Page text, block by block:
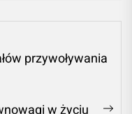
przywoływania